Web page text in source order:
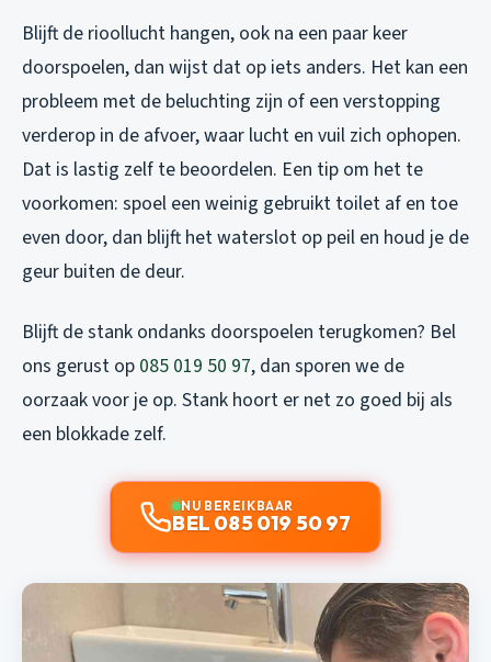
Blijft de rioollucht hangen, ook na een paar keer
doorspoelen, dan wijst dat op iets anders. Het kan een
probleem met de beluchting zijn of een verstopping
verderop in de afvoer, waar lucht en vuil zich ophopen.
Dat is lastig zelf te beoordelen. Een tip om het te
voorkomen: spoel een weinig gebruikt toilet af en toe
even door, dan blijft het waterslot op peil en houd je de
geur buiten de deur.
Blijft de stank ondanks doorspoelen terugkomen? Bel
ons gerust op 085 019 50 97, dan sporen we de
oorzaak voor je op. Stank hoort er net zo goed bij als
een blokkade zelf.
NU BEREIKBAAR
BEL 085 019 50 97